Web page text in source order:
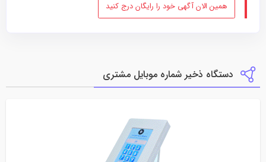
همین الان آگهی خود را رایگان درج کنید
دستگاه ذخیر شماره موبایل مشتری